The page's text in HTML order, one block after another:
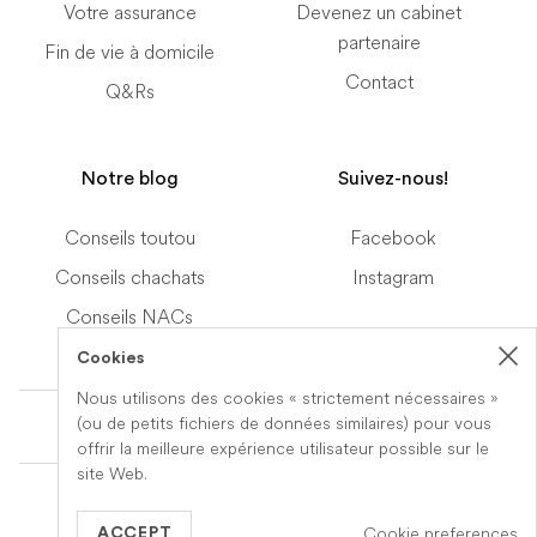
Cookies
Nous utilisons des cookies « strictement nécessaires »
(ou de petits fichiers de données similaires) pour vous
offrir la meilleure expérience utilisateur possible sur le
site Web.
ACCEPT
Votre assurance
Fin de vie à domicile
Q&Rs
Devenez un cabinet
partenaire
Contact
Notre blog
Conseils toutou
Conseils chachats
Conseils NACs
Suivez-nous!
Facebook
Instagram
Terms of Service